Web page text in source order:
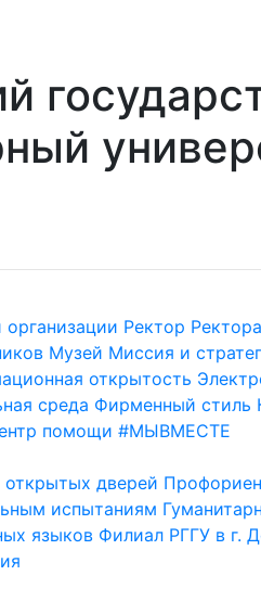
организации Ректор
Музей Миссия и
открытость
среда Фирменный стиль
помощи #МЫВМЕСТЕ
дверей
испытаниям
языков Филиал РГГУ в г.